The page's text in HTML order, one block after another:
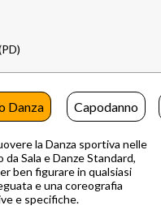
Danza Capodanno
la Danza sportiva nelle
Sala e Danze Standard,
ben figurare in qualsiasi
e una coreografia
e specifiche.